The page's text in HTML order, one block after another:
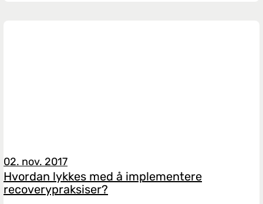
02. nov. 2017
Hvordan lykkes med å implementere
recoverypraksiser?